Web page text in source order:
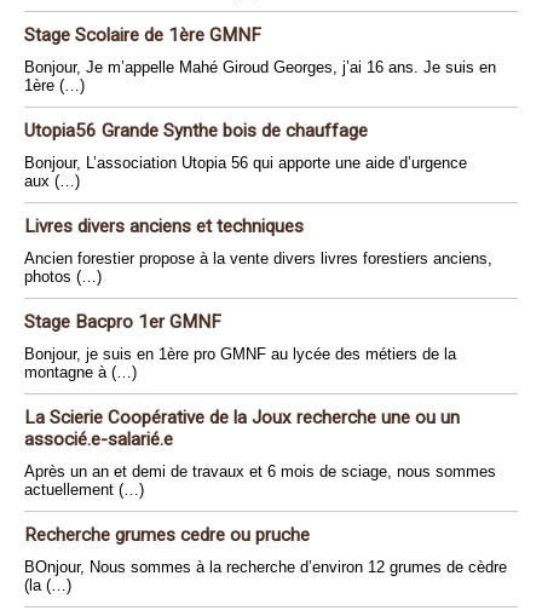
Stage Scolaire de 1ère GMNF
Bonjour, Je m’appelle Mahé Giroud Georges, j’ai 16 ans. Je suis en
1ère (…)
Utopia56 Grande Synthe bois de chauffage
Bonjour, L’association Utopia 56 qui apporte une aide d’urgence
aux (…)
Livres divers anciens et techniques
Ancien forestier propose à la vente divers livres forestiers anciens,
photos (…)
Stage Bacpro 1er GMNF
Bonjour, je suis en 1ère pro GMNF au lycée des métiers de la
montagne à (…)
La Scierie Coopérative de la Joux recherche une ou un
associé.e-salarié.e
Après un an et demi de travaux et 6 mois de sciage, nous sommes
actuellement (…)
Recherche grumes cedre ou pruche
BOnjour, Nous sommes à la recherche d’environ 12 grumes de cèdre
(la (…)